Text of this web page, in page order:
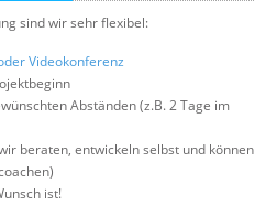
sind wir sehr flexibel:
Videokonferenz
Abständen (z.B. 2 Tage im
beraten, entwickeln selbst und können
ist!